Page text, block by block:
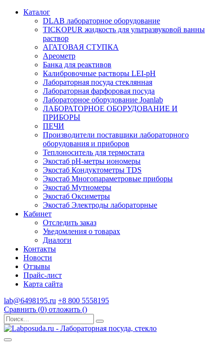
Каталог
DLAB лабораторное оборудование
TICKOPUR жидкость для ультразвуковой ванны
раствор
АГАТОВАЯ СТУПКА
Ареометр
Банка для реактивов
Калибровочные растворы LEI-pH
Лабораторная посуда стеклянная
Лабораторная фарфоровая посуда
Лабораторное оборудование Joanlab
ЛАБОРАТОРНОЕ ОБОРУДОВАНИЕ И
ПРИБОРЫ
ПЕЧИ
Производители поставщики лабораторного
оборудования и приборов
Теплоноситель для термостата
Экостаб pH-метры иономеры
Экостаб Кондуктометры TDS
Экостаб Многопараметровые приборы
Экостаб Мутномеры
Экостаб Оксиметры
Экостаб Электроды лабораторные
Кабинет
Отследить заказ
Уведомления о товарах
Диалоги
Контакты
Новости
Отзывы
Прайс-лист
Карта сайта
lab@6498195.ru +8 800 5558195
Сравнить (0) отложить ()